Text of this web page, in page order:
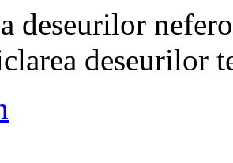
deseurilor
deseurilor